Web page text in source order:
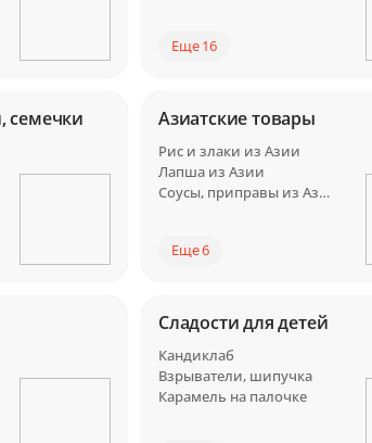
Еще 16
семечки Азиатские товары
Рис и злаки из Азии
Лапша из Азии
Соусы, приправы из Азии
Еще 6
Сладости для детей
Кандиклаб
Взрыватели, шипучка
Карамель на палочке